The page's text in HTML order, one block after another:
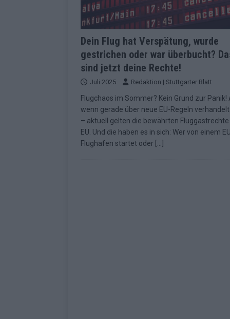
[ Mai 2026 ] ESC 2026: JJ performt
[ Mai 2026 ] Quoten vor ESC-
überrascht negativ
[ Juni 2026 ] Neue Themenwelt,
Highlights EXTRA
[ Mai 2026 ] DARA gewinnt verdient,
Fazit zum ESC 2026
Dein Flug hat Verspätung, wurde
gestrichen oder war überbucht?
sind jetzt deine Rechte!
Juli 2025 Redaktion | Stuttgarter Blatt
Flugchaos im Sommer? Kein Grund zur Panik!
wenn gerade über neue EU-Regeln
– aktuell gelten die bewährten Fluggastrechte
EU. Und die haben es in sich: Wer von einem
Flughafen startet oder